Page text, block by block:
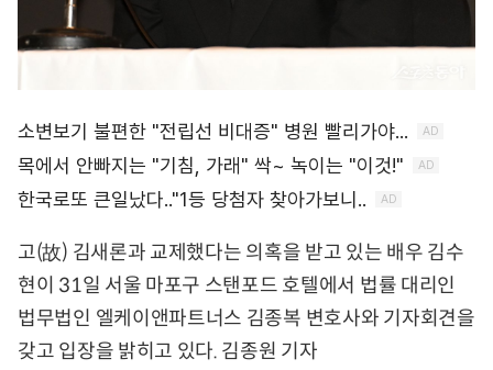
고(故) 김새론과 교제했다는 의혹을 받고 있는 배우 김수
현이 31일 서울 마포구 스탠포드 호텔에서 법률 대리인
법무법인 엘케이앤파트너스 김종복 변호사와 기자회견을
갖고 입장을 밝히고 있다. 김종원 기자